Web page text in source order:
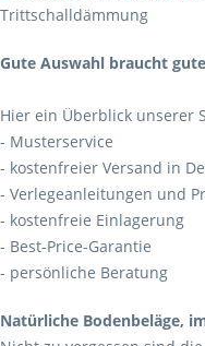
Trittschalldämmung
Gute Auswahl braucht
Hier ein Überblick unserer
- Musterservice
- kostenfreier Versand in
- Verlegeanleitungen und
- kostenfreie Einlagerung
- Best-Price-Garantie
- persönliche Beratung
Natürliche Bodenbeläge,